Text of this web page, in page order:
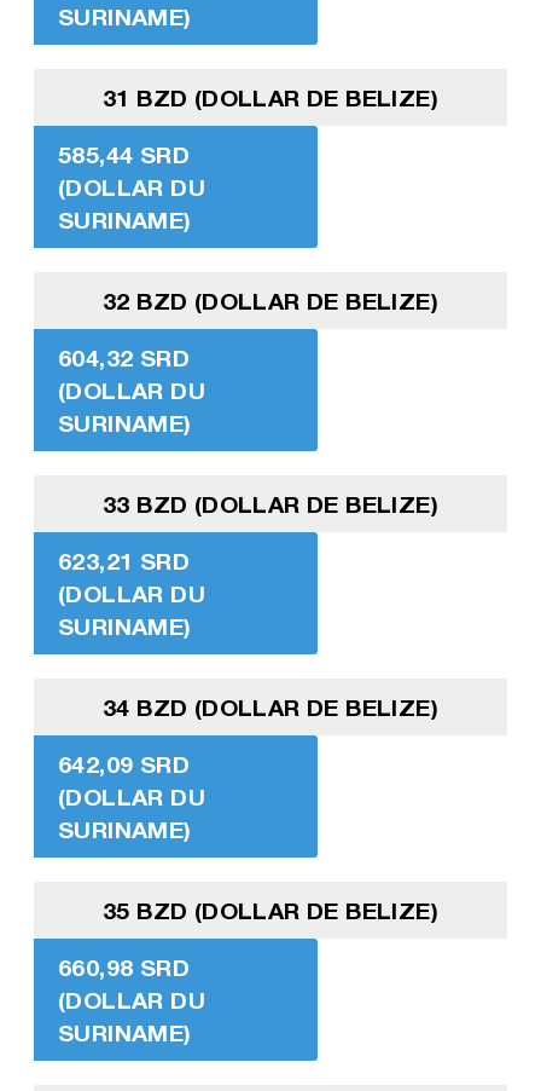
SURINAME)
31 BZD (DOLLAR DE BELIZE)
585,44 SRD
(DOLLAR DU
SURINAME)
32 BZD (DOLLAR DE BELIZE)
604,32 SRD
(DOLLAR DU
SURINAME)
33 BZD (DOLLAR DE BELIZE)
623,21 SRD
(DOLLAR DU
SURINAME)
34 BZD (DOLLAR DE BELIZE)
642,09 SRD
(DOLLAR DU
SURINAME)
35 BZD (DOLLAR DE BELIZE)
660,98 SRD
(DOLLAR DU
SURINAME)